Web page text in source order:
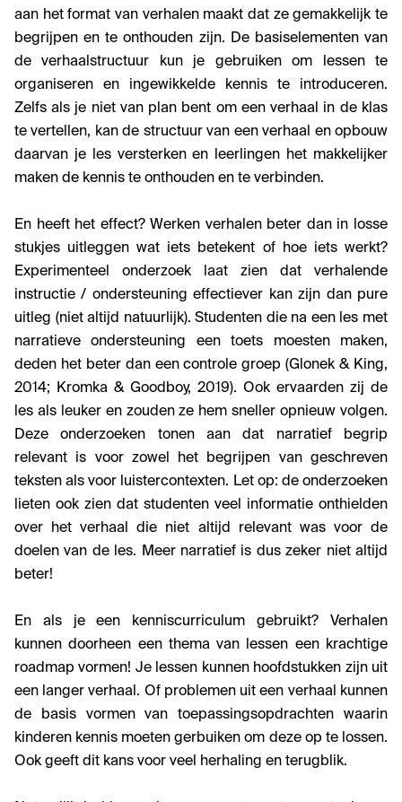
aan het format van verhalen maakt dat ze gemakkelijk te
begrijpen en te onthouden zijn. De basiselementen van
de verhaalstructuur kun je gebruiken om lessen te
organiseren en ingewikkelde kennis te introduceren.
Zelfs als je niet van plan bent om een verhaal in de klas
te vertellen, kan de structuur van een verhaal en opbouw
daarvan je les versterken en leerlingen het makkelijker
maken de kennis te onthouden en te verbinden.
En heeft het effect? Werken verhalen beter dan in losse
stukjes uitleggen wat iets betekent of hoe iets werkt?
Experimenteel onderzoek laat zien dat verhalende
instructie / ondersteuning effectiever kan zijn dan pure
uitleg (niet altijd natuurlijk). Studenten die na een les met
narratieve ondersteuning een toets moesten maken,
deden het beter dan een controle groep (Glonek & King,
2014; Kromka & Goodboy, 2019). Ook ervaarden zij de
les als leuker en zouden ze hem sneller opnieuw volgen.
Deze onderzoeken tonen aan dat narratief begrip
relevant is voor zowel het begrijpen van geschreven
teksten als voor luistercontexten. Let op: de onderzoeken
lieten ook zien dat studenten veel informatie onthielden
over het verhaal die niet altijd relevant was voor de
doelen van de les. Meer narratief is dus zeker niet altijd
beter!
En als je een kenniscurriculum gebruikt? Verhalen
kunnen doorheen een thema van lessen een krachtige
roadmap vormen! Je lessen kunnen hoofdstukken zijn uit
een langer verhaal. Of problemen uit een verhaal kunnen
de basis vormen van toepassingsopdrachten waarin
kinderen kennis moeten gerbuiken om deze op te lossen.
Ook geeft dit kans voor veel herhaling en terugblik.